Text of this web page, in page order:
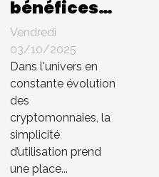
bénéfices
d'une
interface
utilisateur
intuitive
dans les
échanges
de cryptos
Vendredi
03/10/2025
Dans l'univers en
constante évolution
des
cryptomonnaies, la
simplicité
d’utilisation prend
une place...